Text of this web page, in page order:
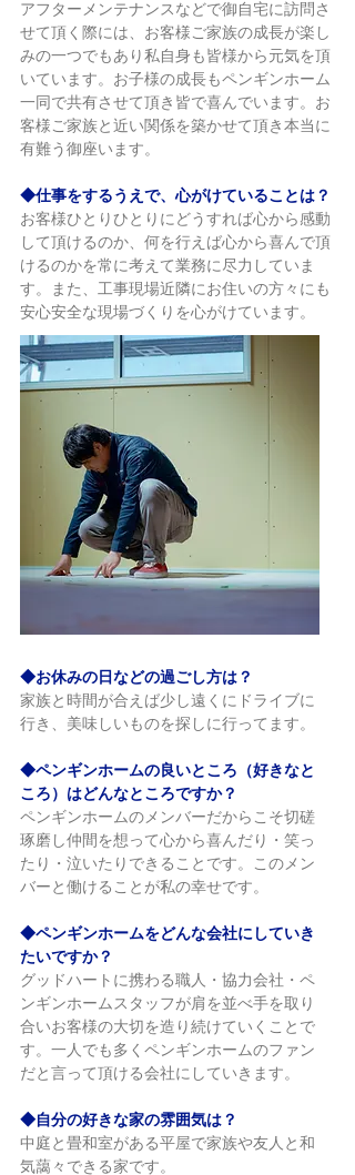
アフターメンテナンスなどで御自宅に訪問さ
せて頂く際には、お客様ご家族の成長が楽し
みの一つでもあり私自身も皆様から元気を頂
いています。お子様の成長もペンギンホーム
一同で共有させて頂き皆で喜んでいます。お
客様ご家族と近い関係を築かせて頂き本当に
有難う御座います。
◆仕事をするうえで、心がけていることは？
お客様ひとりひとりにどうすれば心から感動
して頂けるのか、何を行えば心から喜んで頂
けるのかを常に考えて業務に尽力していま
す。また、工事現場近隣にお住いの方々にも
安心安全な現場づくりを心がけています。
◆お休みの日などの過ごし方は？
家族と時間が合えば少し遠くにドライブに
行き、美味しいものを探しに行ってます。
◆ペンギンホームの良いところ（好きなと
ころ）はどんなところですか？
ペンギンホームのメンバーだからこそ切磋
琢磨し仲間を想って心から喜んだり・笑っ
たり・泣いたりできることです。このメン
バーと働けることが私の幸せです。
◆ペンギンホームをどんな会社にしていき
たいですか？
グッドハートに携わる職人・協力会社・ペ
ンギンホームスタッフが肩を並べ手を取り
合いお客様の大切を造り続けていくことで
す。一人でも多くペンギンホームのファン
だと言って頂ける会社にしていきます。
◆自分の好きな家の雰囲気は？
中庭と畳和室がある平屋で家族や友人と和
気藹々できる家です。